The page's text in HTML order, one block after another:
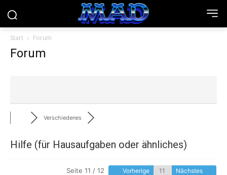
Start Forum
Forum
Verschiedenes
Hilfe (für Hausaufgaben oder ähnliches)
Seite 11 / 12 Vorherige Nächstes